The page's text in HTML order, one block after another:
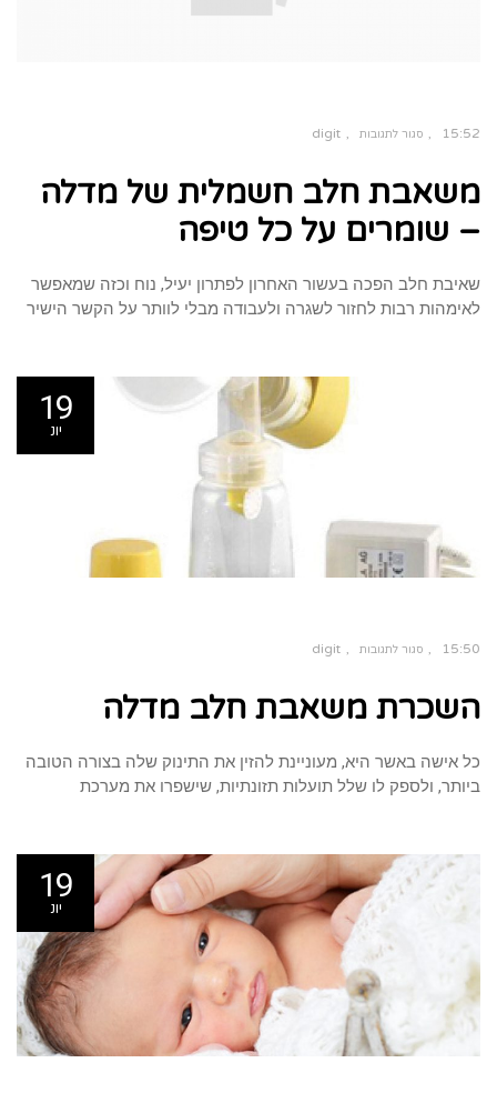
15:52 סגור לתגובות
חלב
חשמלית
של
–
שומרים
על
digit
משאבת חלב חשמלית של מדלה
– שומרים על כל טיפה
שאיבת חלב הפכה בעשור האחרון לפתרון יעיל, נוח וכזה שמאפשר
לאימהות רבות לחזור לשגרה ולעבודה מבלי לוותר על הקשר הישיר
19
יונ
15:50 סגור לתגובות
משאבת
חלב
מדלה
digit
השכרת משאבת חלב מדלה
כל אישה באשר היא, מעוניינת להזין את התינוק שלה בצורה הטובה
ביותר, ולספק לו שלל תועלות תזונתיות, שישפרו את מערכת
19
יונ